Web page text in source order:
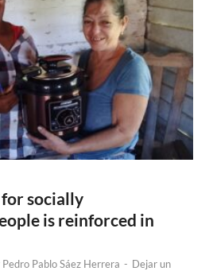
socially
is reinforced in
Pedro Pablo Sáez Herrera - Dejar un